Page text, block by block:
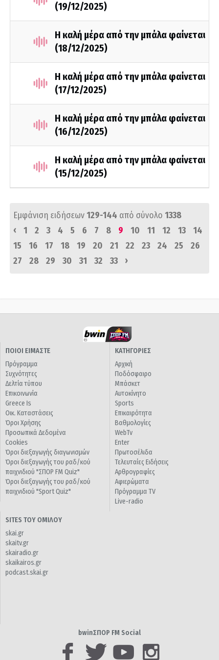
(19/12/2025)
Η καλή μέρα από την μπάλα φαίνεται
(18/12/2025)
Η καλή μέρα από την μπάλα φαίνεται
(17/12/2025)
Η καλή μέρα από την μπάλα φαίνεται
(16/12/2025)
Η καλή μέρα από την μπάλα φαίνεται
(15/12/2025)
Εμφάνιση ειδήσεων129-144 από σύνολο 1338
‹
1 2 3 4 5 6 7 8 9 10 11 12 13
14
15
16 17 18 19 20 21 22 23 24 25
26
27
28 29 30 31 32 33 ›
ΠΟΙΟΙ ΕΙΜΑΣΤΕ
Πρόγραμμα
Συχνότητες
Δελτία τύπου
Επικοινωνία
Greece Is
Οικ. Καταστάσεις
Όροι Χρήσης
Προσωπικά Δεδομένα
Cookies
Όροι διεξαγωγής διαγωνισμών
Όροι διεξαγωγής του ραδ/κού
παιχνιδιού "ΣΠΟΡ FM Quiz"
Όροι διεξαγωγής του ραδ/κού
παιχνιδιού "Sport Quiz"
ΚΑΤΗΓΟΡΙΕΣ
Αρχική
Ποδόσφαιρο
Μπάσκετ
Αυτοκίνητο
Sports
Επικαιρότητα
Βαθμολογίες
WebTv
Enter
Πρωτοσέλιδα
Τελευταίες Ειδήσεις
Αρθρογραφίες
Αφιερώματα
Πρόγραμμα TV
Live-radio
SITES ΤΟΥ ΟΜΙΛΟΥ
skai.gr
skaitv.gr
skairadio.gr
skaikairos.gr
podcast.skai.gr
bwinΣΠΟΡ FM Social